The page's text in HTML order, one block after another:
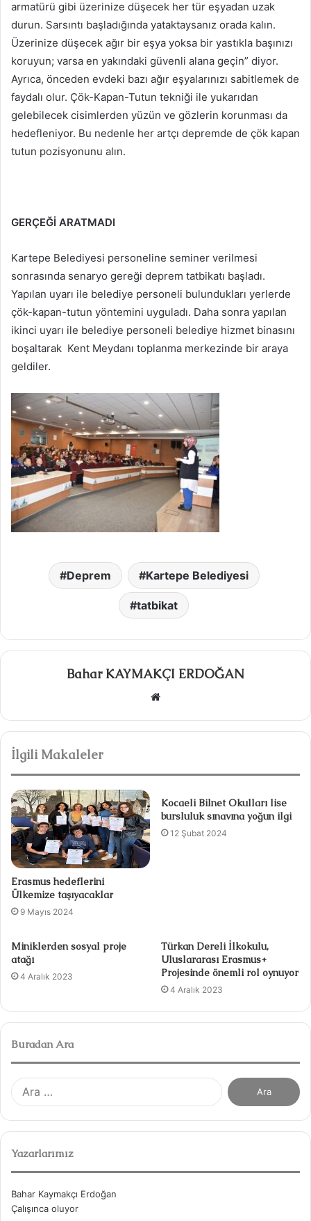
armatürü gibi üzerinize düşecek her tür eşyadan uzak
durun. Sarsıntı başladığında yataktaysanız orada kalın.
Üzerinize düşecek ağır bir eşya yoksa bir yastıkla başınızı
koruyun; varsa en yakındaki güvenli alana geçin” diyor.
Ayrıca, önceden evdeki bazı ağır eşyalarınızı sabitlemek de
faydalı olur. Çök-Kapan-Tutun tekniği ile yukarıdan
gelebilecek cisimlerden yüzün ve gözlerin korunması da
hedefleniyor. Bu nedenle her artçı depremde de çök kapan
tutun pozisyonunu alın.
GERÇEĞİ ARATMADI
Kartepe Belediyesi personeline seminer verilmesi
sonrasında senaryo gereği deprem tatbikatı başladı.
Yapılan uyarı ile belediye personeli bulundukları yerlerde
çök-kapan-tutun yöntemini uyguladı. Daha sonra yapılan
ikinci uyarı ile belediye personeli belediye hizmet binasını
boşaltarak Kent Meydanı toplanma merkezinde bir araya
geldiler.
Deprem Kartepe Belediyesi
tatbikat
Bahar KAYMAKÇI ERDOĞAN
b
e
s
i
İlgili Makaleler
Erasmus hedeflerini
Ülkemize taşıyacaklar
9 Mayıs 2024
Kocaeli Bilnet Okulları lise
bursluluk sınavına yoğun ilgi
12 Şubat 2024
Miniklerden sosyal proje
atağı
4 Aralık 2023
Türkan Dereli İlkokulu,
Uluslararası Erasmus+
Projesinde önemli rol oynuyor
4 Aralık 2023
Buradan Ara
m
Yazarlarımız
Bahar Kaymakçı Erdoğan
Çalışınca oluyor